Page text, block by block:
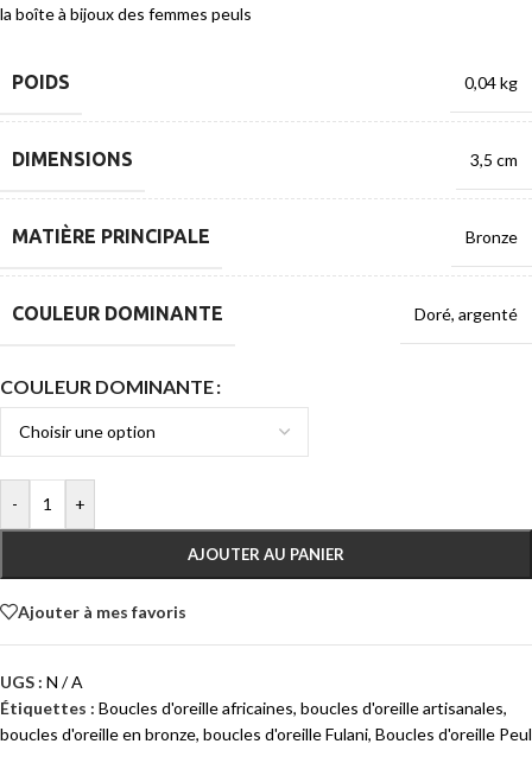
la boîte à bijoux des femmes peuls
POIDS 0,04 kg
DIMENSIONS 3,5 cm
MATIÈRE PRINCIPALE Bronze
COULEUR DOMINANTE Doré, argenté
COULEUR DOMINANTE
- +
AJOUTER AU PANIER
Ajouter à mes favoris
UGS : N / A
Étiquettes : Boucles d'oreille africaines, boucles d'oreille artisanales,
boucles d'oreille en bronze, boucles d'oreille Fulani, Boucles d'oreille Peul